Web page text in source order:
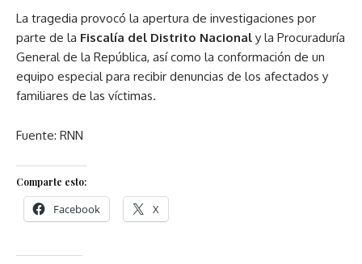
La tragedia provocó la apertura de investigaciones por
parte de la Fiscalía del Distrito Nacional y la Procuraduría
General de la República, así como la conformación de un
equipo especial para recibir denuncias de los afectados y
familiares de las víctimas.
Fuente: RNN
Comparte esto:
Facebook X